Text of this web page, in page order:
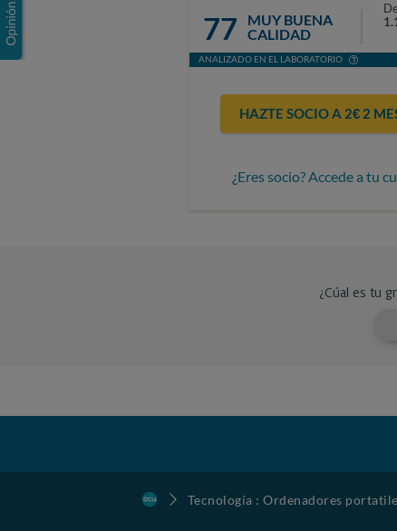
77
MUY BUENA
CALIDAD
ANALIZADO EN EL LABORATORIO
HAZTE SOCIO A 2€ 2
¿Eres socio? Accede a tu
Tecnología : Ordenadores